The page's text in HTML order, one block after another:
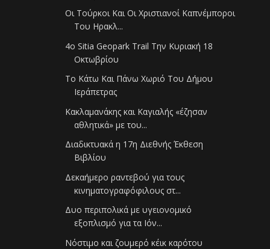
Οι Τούρκοι Και Οι Χριστιανοί Καπνέμποροι
Του Ηρακλ...
4ο Sitia Geopark Trail Την Κυριακή 18
Οκτωβρίου
Το Κάτω Και Πάνω Χωριό Του Δήμου
Ιεράπετρας
Κακλαμανάκης και Καγιαλής «έζησαν
αθλητικά» με του...
Διαδικτυακά η 17η Διεθνής Έκθεση
Βιβλίου
Δεκαήμερο ραντεβού για τους
κινηματογραφόφιλους στ...
Δυο περιπολικά με υγειονομικό
εξοπλισμό για τα Ιόν...
Νόστιμο και ζουμερό κέικ καρότου